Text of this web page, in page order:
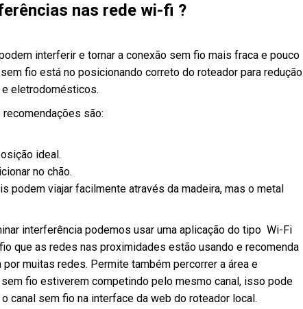
nas rede wi-fi ?
interferir e tornar a conexão sem fio mais fraca e pouco
fio está no posicionando correto do roteador para redução
eletrodomésticos.
são:
ideal.
no chão.
podem viajar facilmente através da madeira, mas o metal
interferência podemos usar uma aplicação do tipo Wi-Fi
que as redes nas proximidades estão usando e recomenda
muitas redes. Permite também percorrer a área e
fio estiverem competindo pelo mesmo canal, isso pode
canal sem fio na interface da web do roteador local.